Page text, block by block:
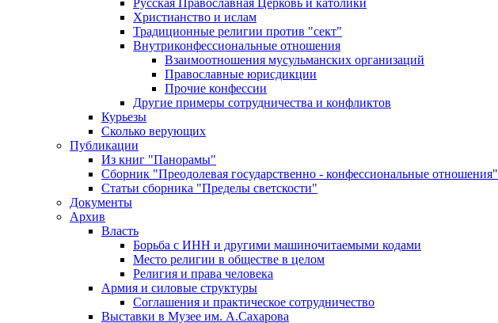
Русская Православная Церковь и католики
Христианство и ислам
Традиционные религии против "сект"
Внутриконфессиональные отношения
Взаимоотношения мусульманских организаций
Православные юрисдикции
Прочие конфессии
Другие примеры сотрудничества и конфликтов
Курьезы
Сколько верующих
Публикации
Из книг "Панорамы"
Сборник "Преодолевая государственно - конфессиональные отношения"
Статьи сборника "Пределы светскости"
Документы
Архив
Власть
Борьба с ИНН и другими машиночитаемыми кодами
Место религии в обществе в целом
Религия и права человека
Армия и силовые структуры
Соглашения и практическое сотрудничество
Выставки в Музее им. А.Сахарова